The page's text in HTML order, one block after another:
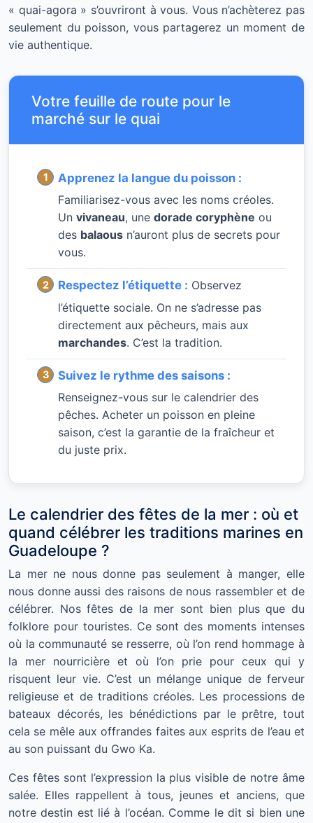
« quai-agora » s’ouvriront à vous. Vous n’achèterez pas
seulement du poisson, vous partagerez un moment de
vie authentique.
Votre feuille de route pour le
marché sur le quai
Apprenez la langue du poisson :
Familiarisez-vous avec les noms créoles.
Un vivaneau, une dorade coryphène ou
des balaous n’auront plus de secrets pour
vous.
Respectez l’étiquette : Observez
l’étiquette sociale. On ne s’adresse pas
directement aux pêcheurs, mais aux
marchandes. C’est la tradition.
Suivez le rythme des saisons :
Renseignez-vous sur le calendrier des
pêches. Acheter un poisson en pleine
saison, c’est la garantie de la fraîcheur et
du juste prix.
Le calendrier des fêtes de la mer : où et
quand célébrer les traditions marines en
Guadeloupe ?
La mer ne nous donne pas seulement à manger, elle
nous donne aussi des raisons de nous rassembler et de
célébrer. Nos fêtes de la mer sont bien plus que du
folklore pour touristes. Ce sont des moments intenses
où la communauté se resserre, où l’on rend hommage à
la mer nourricière et où l’on prie pour ceux qui y
risquent leur vie. C’est un mélange unique de ferveur
religieuse et de traditions créoles. Les processions de
bateaux décorés, les bénédictions par le prêtre, tout
cela se mêle aux offrandes faites aux esprits de l’eau et
au son puissant du Gwo Ka.
Ces fêtes sont l’expression la plus visible de notre âme
salée. Elles rappellent à tous, jeunes et anciens, que
notre destin est lié à l’océan. Comme le dit si bien une